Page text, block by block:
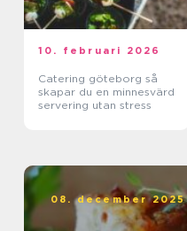
10. februari 2026
Catering göteborg så
skapar du en minnesvärd
servering utan stress
08. december 2025